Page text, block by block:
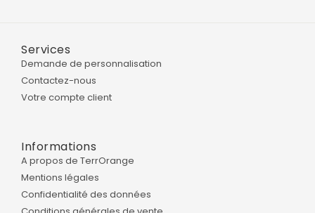
Services
Demande de personnalisation
Contactez-nous
Votre compte client
Informations
A propos de TerrOrange
Mentions légales
Confidentialité des données